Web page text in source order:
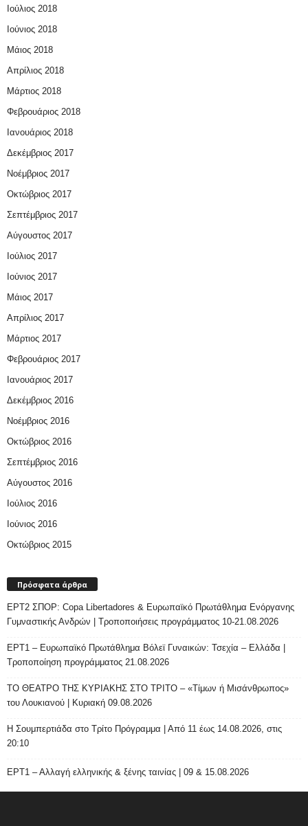
Ιούλιος 2018
Ιούνιος 2018
Μάιος 2018
Απρίλιος 2018
Μάρτιος 2018
Φεβρουάριος 2018
Ιανουάριος 2018
Δεκέμβριος 2017
Νοέμβριος 2017
Οκτώβριος 2017
Σεπτέμβριος 2017
Αύγουστος 2017
Ιούλιος 2017
Ιούνιος 2017
Μάιος 2017
Απρίλιος 2017
Μάρτιος 2017
Φεβρουάριος 2017
Ιανουάριος 2017
Δεκέμβριος 2016
Νοέμβριος 2016
Οκτώβριος 2016
Σεπτέμβριος 2016
Αύγουστος 2016
Ιούλιος 2016
Ιούνιος 2016
Οκτώβριος 2015
Πρόσφατα άρθρα
ΕΡΤ2 ΣΠΟΡ: Copa Libertadores & Ευρωπαϊκό Πρωτάθλημα Ενόργανης
Γυμναστικής Ανδρών | Τροποποιήσεις προγράμματος 10-21.08.2026
ΕΡΤ1 – Ευρωπαϊκό Πρωτάθλημα Βόλεϊ Γυναικών: Τσεχία – Ελλάδα |
Τροποποίηση προγράμματος 21.08.2026
ΤΟ ΘΕΑΤΡΟ ΤΗΣ ΚΥΡΙΑΚΗΣ ΣΤΟ ΤΡΙΤΟ – «Τίμων ή Μισάνθρωπος»
του Λουκιανού | Κυριακή 09.08.2026
H Σουμπερτιάδα στο Τρίτο Πρόγραμμα | Από 11 έως 14.08.2026, στις
20:10
ΕΡΤ1 – Αλλαγή ελληνικής & ξένης ταινίας | 09 & 15.08.2026